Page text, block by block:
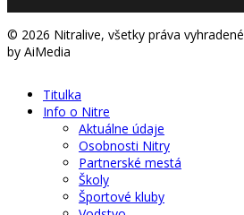
© 2026 Nitralive, všetky práva
by AiMedia
Titulka
Info o Nitre
Aktuálne údaje
Osobnosti Nitry
Partnerské mestá
Školy
Športové kluby